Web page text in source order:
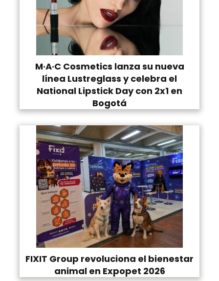
M·A·C Cosmetics lanza su nueva
línea Lustreglass y celebra el
National Lipstick Day con 2x1 en
Bogotá
FIXIT Group revoluciona el bienestar
animal en Expopet 2026